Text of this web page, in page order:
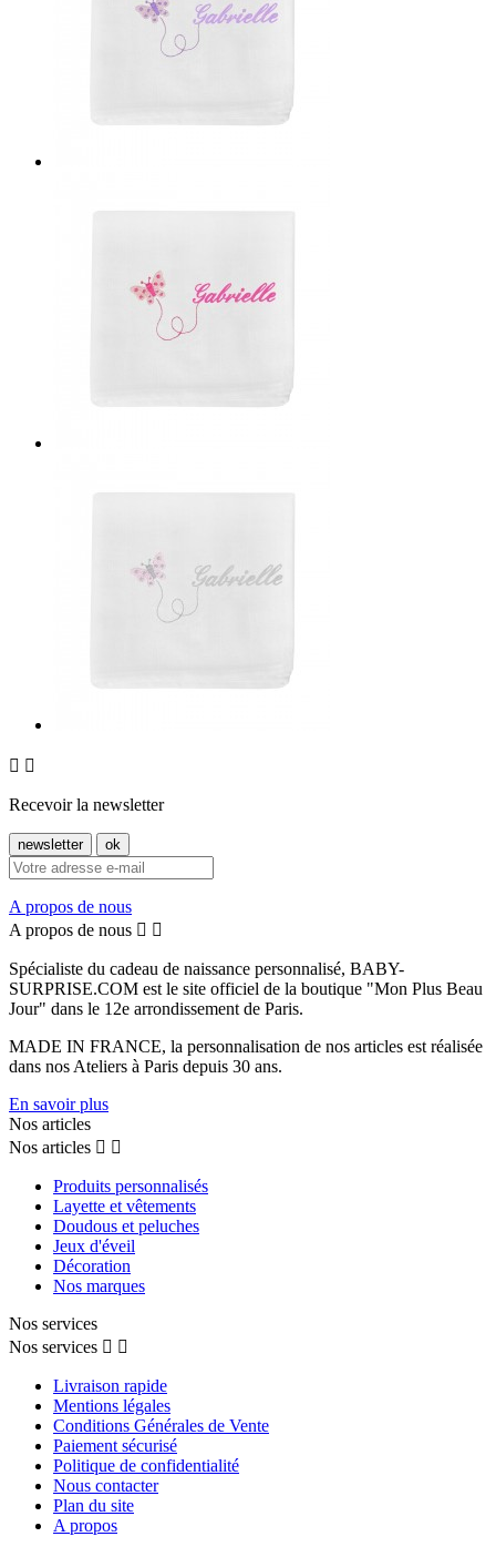
 
Recevoir la newsletter
A propos de nous
A propos de nous  
Spécialiste du cadeau de naissance personnalisé, BABY-
SURPRISE.COM est le site officiel de la boutique "Mon Plus Beau
Jour" dans le 12e arrondissement de Paris.
MADE IN FRANCE, la personnalisation de nos articles est réalisée
dans nos Ateliers à Paris depuis 30 ans.
En savoir plus
Nos articles
Nos articles  
Produits personnalisés
Layette et vêtements
Doudous et peluches
Jeux d'éveil
Décoration
Nos marques
Nos services
Nos services  
Livraison rapide
Mentions légales
Conditions Générales de Vente
Paiement sécurisé
Politique de confidentialité
Nous contacter
Plan du site
A propos